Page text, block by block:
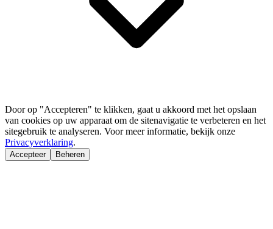
Door op "Accepteren" te klikken, gaat u akkoord met het opslaan
van cookies op uw apparaat om de sitenavigatie te verbeteren en het
sitegebruik te analyseren. Voor meer informatie, bekijk onze
Privacyverklaring.
Accepteer Beheren